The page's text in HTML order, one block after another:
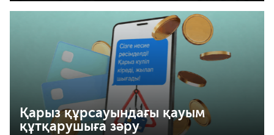
Қарыз құрсауындағы қауым
құтқарушыға зәру